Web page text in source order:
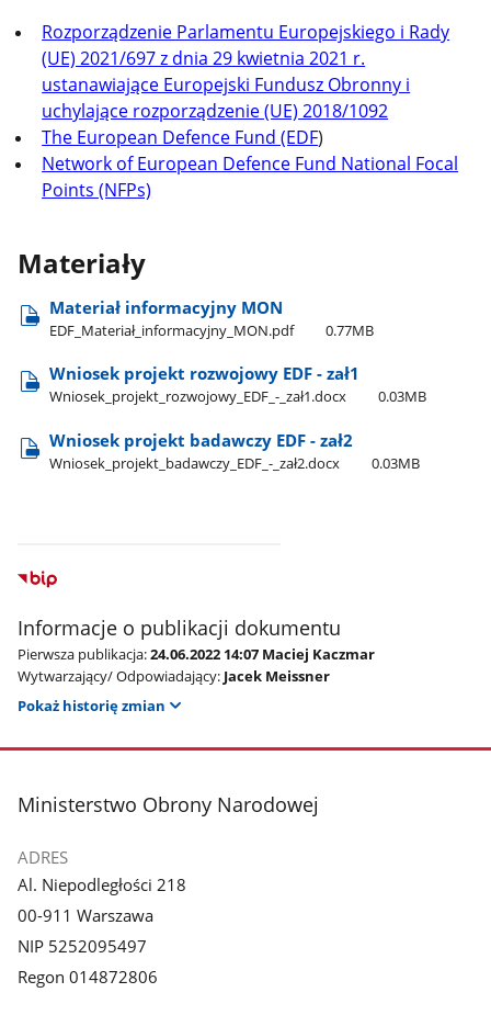
Rozporządzenie Parlamentu Europejskiego i Rady
(UE) 2021/697 z dnia 29 kwietnia 2021 r.
ustanawiające Europejski Fundusz Obronny i
uchylające rozporządzenie (UE) 2018/1092
The European Defence Fund (EDF)
Network of European Defence Fund National Focal
Points (NFPs)
Materiały
Materiał informacyjny MON
EDF​_Materiał​_informacyjny​_MON.pdf 0.77MB
Wniosek projekt rozwojowy EDF - zał1
Wniosek​_projekt​_rozwojowy​_EDF​_-​_zał1.docx 0.03MB
Wniosek projekt badawczy EDF - zał2
Wniosek​_projekt​_badawczy​_EDF​_-​_zał2.docx 0.03MB
Informacje o publikacji dokumentu
Pierwsza publikacja:24.06.2022 14:07 Maciej Kaczmar
Wytwarzający/ Odpowiadający: Jacek Meissner
Pokaż historię zmian
stopka
Ministerstwo Obrony Narodowej
ADRES
Al. Niepodległości 218
00-911 Warszawa
NIP 5252095497
Regon 014872806